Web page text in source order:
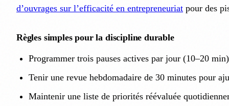
d’ouvrages sur l’efficacité en entrepreneuriat pour des
Règles simples pour la discipline durable
Programmer trois pauses actives par jour (10–20
Tenir une revue hebdomadaire de 30 minutes pour
Maintenir une liste de priorités réévaluée